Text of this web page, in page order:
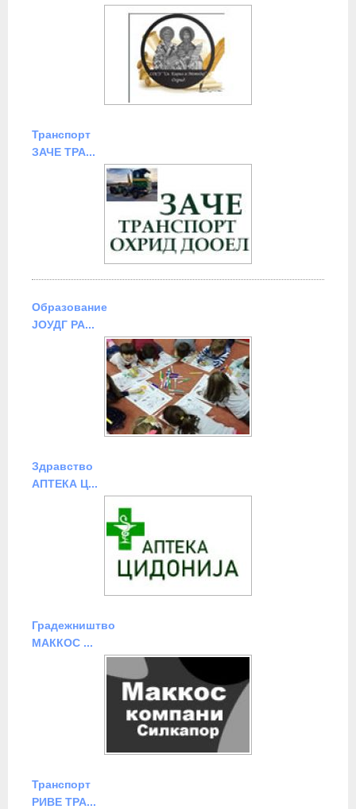
Транспорт
ЗАЧЕ ТРА...
Образование
ЈОУДГ РА...
Здравство
АПТЕКА Ц...
Градежништво
МАККОС ...
Транспорт
РИВЕ ТРА...